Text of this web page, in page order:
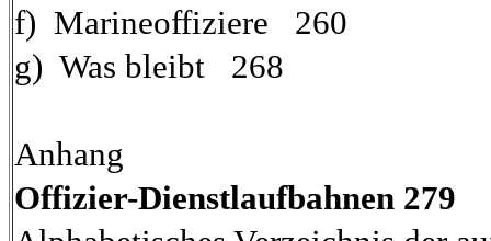
f) Marineoffiziere 260
g) Was bleibt 268
Anhang
Offizier-Dienstlaufbahnen 279